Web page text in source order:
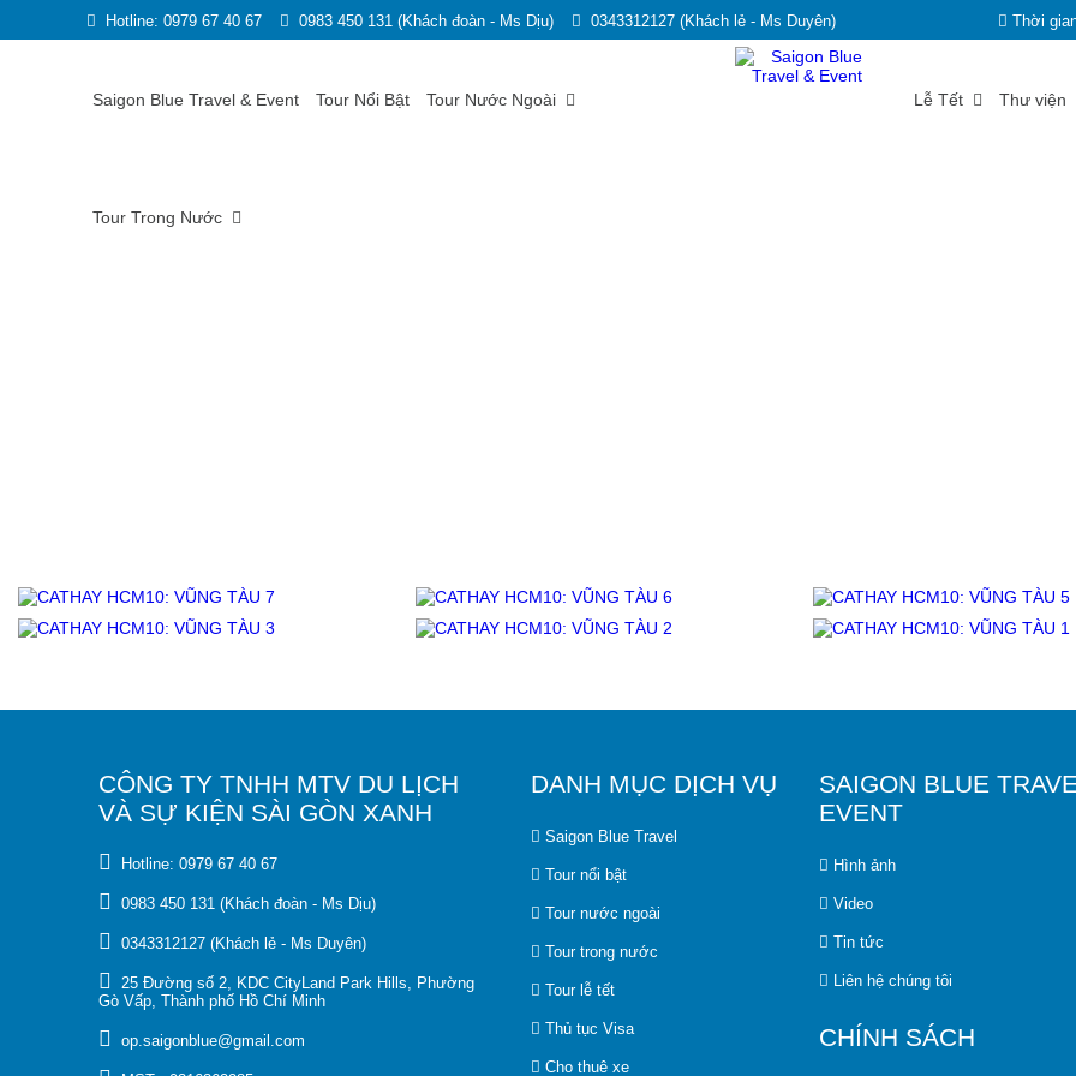
Hotline: 0979 67 40 67 0983 450 131 (Khách đoàn - Ms Dịu) 0343312127 (Khách lẻ - Ms Duyên) Thời
Saigon Blue Travel & Event Tour Nổi Bật Tour Nước Ngoài
Tour Trong Nước
Lễ Tết Thư viện
CÔNG TY TNHH MTV DU LỊCH
VÀ SỰ KIỆN SÀI GÒN XANH
Hotline: 0979 67 40 67
0983 450 131 (Khách đoàn - Ms Dịu)
0343312127 (Khách lẻ - Ms Duyên)
25 Đường số 2, KDC CityLand Park Hills, Phường
Gò Vấp, Thành phố Hồ Chí Minh
op.saigonblue@gmail.com
DANH MỤC DỊCH VỤ
Saigon Blue Travel
Tour nổi bật
Tour nước ngoài
Tour trong nước
Tour lễ tết
Thủ tục Visa
Cho thuê xe
SAIGON BLUE
EVENT
Hình ảnh
Video
Tin tức
Liên hệ chúng tôi
CHÍNH SÁCH